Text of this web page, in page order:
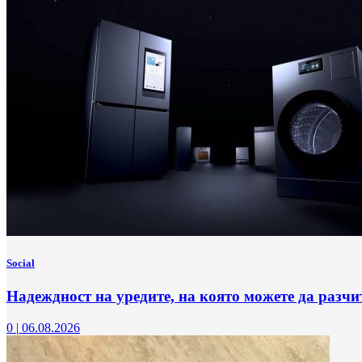
Social
Надеждност на уредите, на която можете да
0 | 06.08.2026